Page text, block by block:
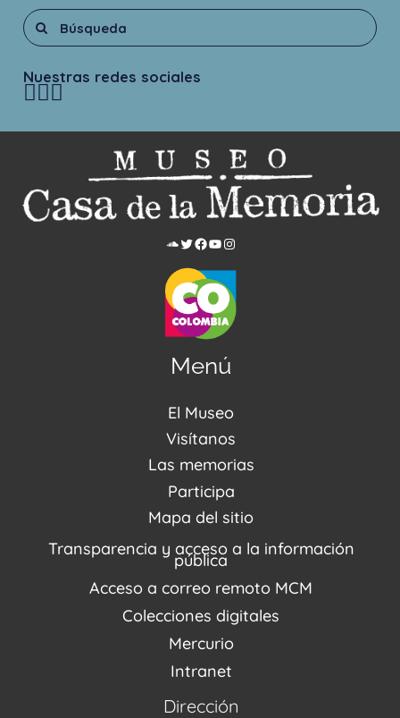
Nuestras redes sociales
Menú
El Museo
Acerca de nosotros
Noticias
Visítanos
Visítanos
Reserva tus espacios
Agenda / Programación
Recorridos Virtuales
Las memorias
Centro de Recursos
Repositorio (MUSEO / CASA / MEMORIA)
Narrativas del conflicto
Proyectos
Enlaces de memorias
Fondo Editorial
Participa
Estímulos
Mapa del sitio
Transparencia y acceso a la información
pública
Acceso a correo remoto MCM
Colecciones digitales
Mercurio
Intranet
Dirección